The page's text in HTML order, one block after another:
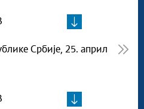
Србије, 25. април